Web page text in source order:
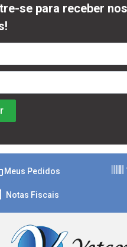
se para receber
Meus Pedidos
Notas Fiscais